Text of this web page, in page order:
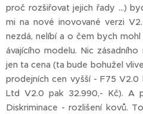
proč rozšiřovat jejich řady ...)
mi na nové inovované verzi
nezdá, nelíbí a o čem bych
ávajícího modelu. Nic
jen ta cena (ta bude bohužel
prodejních cen vyšší - F75
Ltd V2.0 pak 32.990,- Kč). A
Diskriminace - rozlišení kovů.